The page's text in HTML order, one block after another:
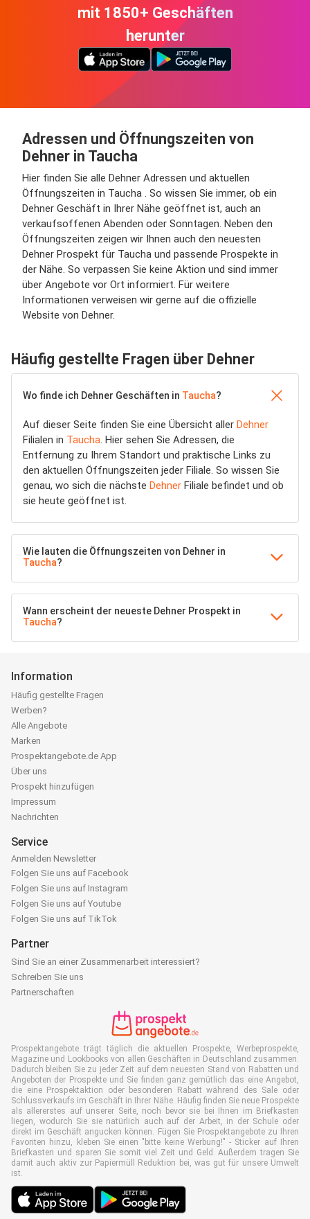
mit 1850+ Geschäften
herunter
Adressen und Öffnungszeiten von
Dehner in Taucha
Hier finden Sie alle Dehner Adressen und aktuellen
Öffnungszeiten in Taucha . So wissen Sie immer, ob ein
Dehner Geschäft in Ihrer Nähe geöffnet ist, auch an
verkaufsoffenen Abenden oder Sonntagen. Neben den
Öffnungszeiten zeigen wir Ihnen auch den neuesten
Dehner Prospekt für Taucha und passende Prospekte in
der Nähe. So verpassen Sie keine Aktion und sind immer
über Angebote vor Ort informiert. Für weitere
Informationen verweisen wir gerne auf die offizielle
Website von Dehner.
Häufig gestellte Fragen über Dehner
Wo finde ich Dehner Geschäften in Taucha?
Auf dieser Seite finden Sie eine Übersicht aller Dehner
Filialen in Taucha. Hier sehen Sie Adressen, die
Entfernung zu Ihrem Standort und praktische Links zu
den aktuellen Öffnungszeiten jeder Filiale. So wissen Sie
genau, wo sich die nächste Dehner Filiale befindet und ob
sie heute geöffnet ist.
Wie lauten die Öffnungszeiten von Dehner in
Taucha?
Wann erscheint der neueste Dehner Prospekt in
Taucha?
Information
Häufig gestellte Fragen
Werben?
Alle Angebote
Marken
Prospektangebote.de App
Über uns
Prospekt hinzufügen
Impressum
Nachrichten
Service
Anmelden Newsletter
Folgen Sie uns auf Facebook
Folgen Sie uns auf Instagram
Folgen Sie uns auf Youtube
Folgen Sie uns auf TikTok
Partner
Sind Sie an einer Zusammenarbeit interessiert?
Schreiben Sie uns
Partnerschaften
Prospektangebote trägt täglich die aktuellen Prospekte, Werbeprospekte,
Magazine und Lookbooks von allen Geschäften in Deutschland zusammen.
Dadurch bleiben Sie zu jeder Zeit auf dem neuesten Stand von Rabatten und
Angeboten der Prospekte und Sie finden ganz gemütlich das eine Angebot,
die eine Prospektaktion oder besonderen Rabatt während des Sale oder
Schlussverkaufs im Geschäft in Ihrer Nähe. Häufig finden Sie neue Prospekte
als allererstes auf unserer Seite, noch bevor sie bei Ihnen im Briefkasten
liegen, wodurch Sie sie natürlich auch auf der Arbeit, in der Schule oder
direkt im Geschäft angucken können. Fügen Sie Prospektangebote zu Ihren
Favoriten hinzu, kleben Sie einen "bitte keine Werbung!" - Sticker auf Ihren
Briefkasten und sparen Sie somit viel Zeit und Geld. Außerdem tragen Sie
damit auch aktiv zur Papiermüll Reduktion bei, was gut für unsere Umwelt
ist.